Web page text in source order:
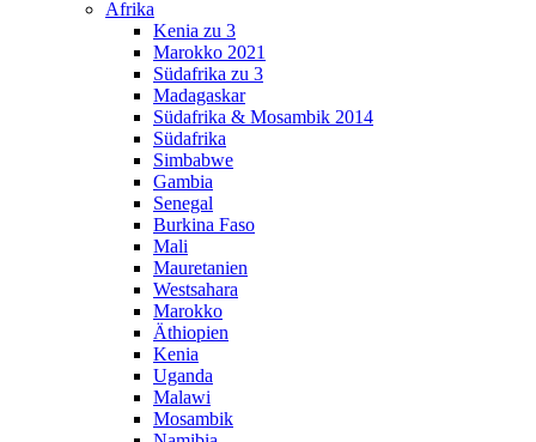
Afrika
Kenia zu 3
Marokko 2021
Südafrika zu 3
Madagaskar
Südafrika & Mosambik 2014
Südafrika
Simbabwe
Gambia
Senegal
Burkina Faso
Mali
Mauretanien
Westsahara
Marokko
Äthiopien
Kenia
Uganda
Malawi
Mosambik